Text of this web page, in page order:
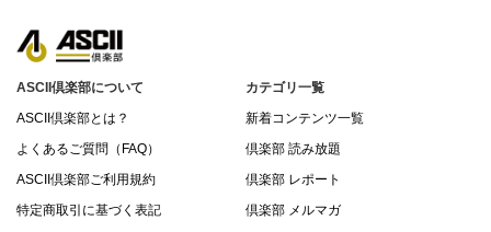
ASCII倶楽部について
ASCII倶楽部とは？
よくあるご質問（FAQ）
ASCII倶楽部ご利用規約
特定商取引に基づく表記
カテゴリ一覧
新着コンテンツ一覧
倶楽部 読み放題
倶楽部 レポート
倶楽部 メルマガ